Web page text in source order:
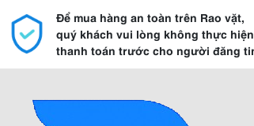
Để mua hàng an toàn trên Rao vặt,
quý khách vui lòng không thực hiện
thanh toán trước cho người đăng